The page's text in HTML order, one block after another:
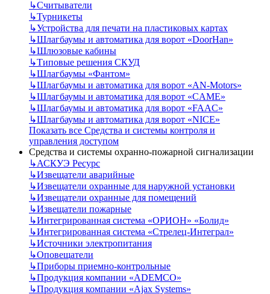
↳Считыватели
↳Турникеты
↳Устройства для печати на пластиковых картах
↳Шлагбаумы и автоматика для ворот «DoorHan»
↳Шлюзовые кабины
↳Типовые решения СКУД
↳Шлагбаумы «Фантом»
↳Шлагбаумы и автоматика для ворот «AN-Motors»
↳Шлагбаумы и автоматика для ворот «CAME»
↳Шлагбаумы и автоматика для ворот «FAAC»
↳Шлагбаумы и автоматика для ворот «NICE»
Показать все Средства и системы контроля и
управления доступом
Средства и системы охранно-пожарной сигнализации
↳АСКУЭ Ресурс
↳Извещатели аварийные
↳Извещатели охранные для наружной установки
↳Извещатели охранные для помещений
↳Извещатели пожарные
↳Интегрированная система «ОРИОН» «Болид»
↳Интегрированная система «Стрелец-Интеграл»
↳Источники электропитания
↳Оповещатели
↳Приборы приемно-контрольные
↳Продукция компании «ADEMCO»
↳Продукция компании «Ajax Systems»